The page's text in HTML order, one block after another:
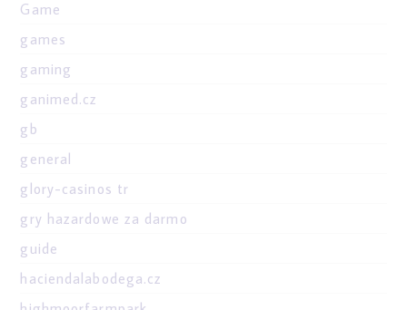
Game
games
gaming
ganimed.cz
gb
general
glory-casinos tr
gry hazardowe za darmo
guide
haciendalabodega.cz